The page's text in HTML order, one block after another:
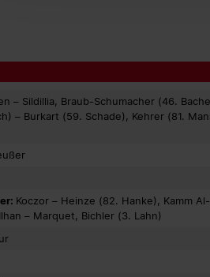
– Sildillia, Braub-Schumacher (46.
– Burkart (59. Schade), Kehrer (81.
Koczor – Heinze (82. Hanke), Kamm
– Marquet, Bichler (3. Lahn)